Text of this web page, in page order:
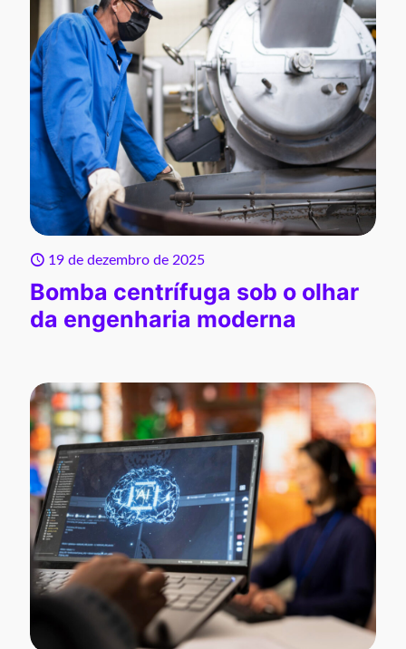
19 de dezembro de 2025
Bomba centrífuga sob o olhar
da engenharia moderna